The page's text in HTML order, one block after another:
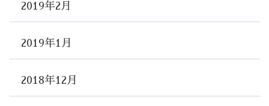
2019年2月
2019年1月
2018年12月